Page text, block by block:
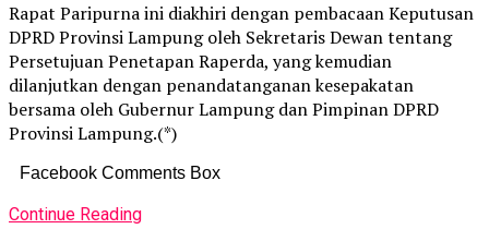
Rapat Paripurna ini diakhiri dengan pembacaan Keputusan
DPRD Provinsi Lampung oleh Sekretaris Dewan tentang
Persetujuan Penetapan Raperda, yang kemudian
dilanjutkan dengan penandatanganan kesepakatan
bersama oleh Gubernur Lampung dan Pimpinan DPRD
Provinsi Lampung.(*)
Facebook Comments Box
Continue Reading